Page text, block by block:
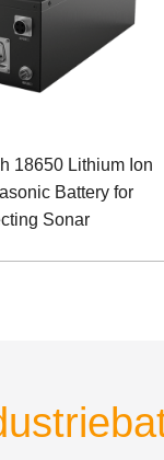
18650 Lithium Ion
Battery for
Sonar